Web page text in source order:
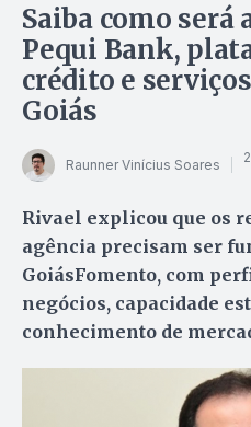
Saiba como será
Pequi Bank,
crédito e
Goiás
Raunner Vinícius Soares
Rivael explicou que os
agência precisam ser
GoiásFomento, com
negócios, capacidade
conhecimento de